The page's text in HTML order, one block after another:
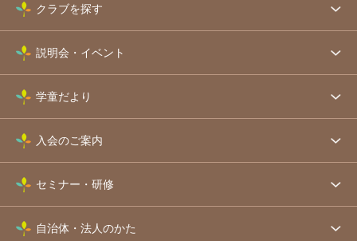
クラブを探す
説明会・イベント
学童だより
入会のご案内
セミナー・研修
自治体・法人のかた